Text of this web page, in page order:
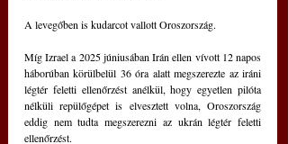
A levegőben is kudarcot vallott Oroszország.
Míg Izrael a 2025 júniusában Irán ellen vívott 12 napos
háborúban körülbelül 36 óra alatt megszerezte az iráni
légtér feletti ellenőrzést anélkül, hogy egyetlen pilóta
nélküli repülőgépet is elvesztett volna, Oroszország
eddig nem tudta megszerezni az ukrán légtér feletti
ellenőrzést.